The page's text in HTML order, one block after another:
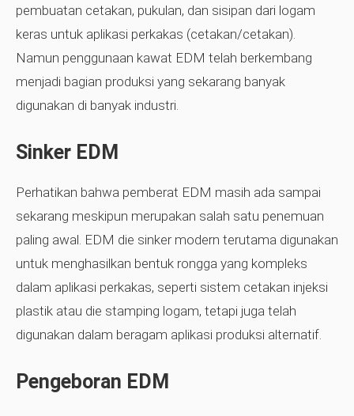
pembuatan cetakan, pukulan, dan sisipan dari logam
keras untuk aplikasi perkakas (cetakan/cetakan).
Namun penggunaan kawat EDM telah berkembang
menjadi bagian produksi yang sekarang banyak
digunakan di banyak industri.
Sinker EDM
Perhatikan bahwa pemberat EDM masih ada sampai
sekarang meskipun merupakan salah satu penemuan
paling awal. EDM die sinker modern terutama digunakan
untuk menghasilkan bentuk rongga yang kompleks
dalam aplikasi perkakas, seperti sistem cetakan injeksi
plastik atau die stamping logam, tetapi juga telah
digunakan dalam beragam aplikasi produksi alternatif.
Pengeboran EDM